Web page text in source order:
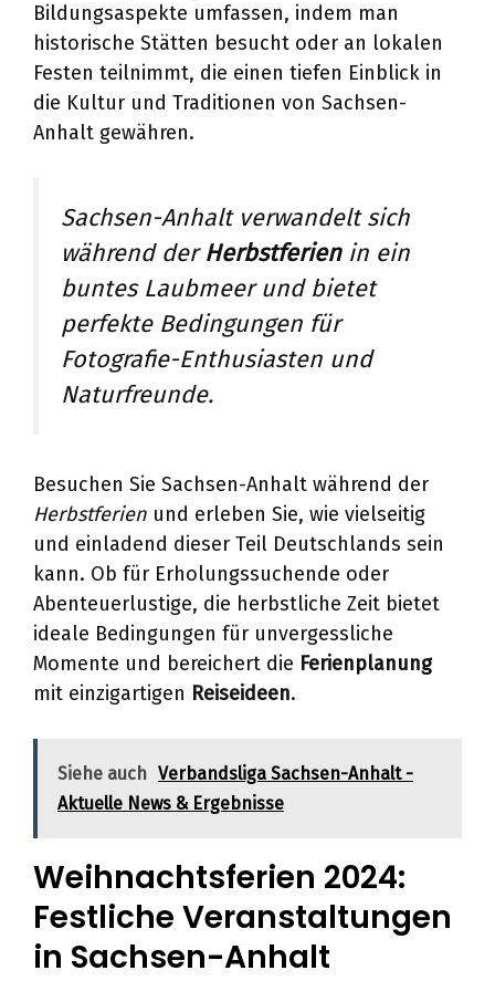
Bildungsaspekte umfassen, indem man
historische Stätten besucht oder an lokalen
Festen teilnimmt, die einen tiefen Einblick in
die Kultur und Traditionen von Sachsen-
Anhalt gewähren.
Sachsen-Anhalt verwandelt sich
während derHerbstferienin ein
buntes Laubmeer und bietet
perfekte Bedingungen für
Fotografie-Enthusiasten und
Naturfreunde.
Besuchen Sie Sachsen-Anhalt während der
Herbstferien und erleben Sie, wie vielseitig
und einladend dieser Teil Deutschlands sein
kann. Ob für Erholungssuchende oder
Abenteuerlustige, die herbstliche Zeit bietet
ideale Bedingungen für unvergessliche
Momente und bereichert die Ferienplanung
mit einzigartigen Reiseideen.
Siehe auch Verbandsliga Sachsen-Anhalt -
Aktuelle News & Ergebnisse
Weihnachtsferien 2024:
Festliche Veranstaltungen
in Sachsen-Anhalt